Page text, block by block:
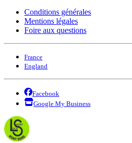
Conditions générales
Mentions légales
Foire aux questions
France
England
Facebook
Google My Business